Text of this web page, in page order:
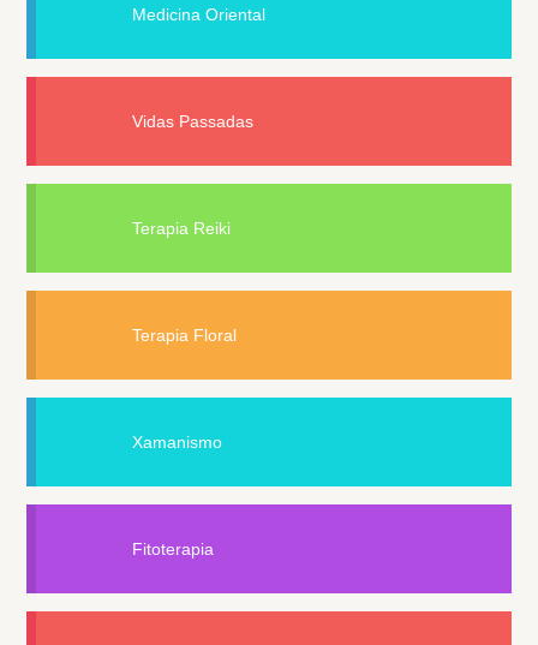
Medicina Oriental
Vidas Passadas
Terapia Reiki
Terapia Floral
Xamanismo
Fitoterapia